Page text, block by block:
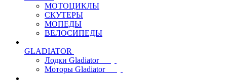
МОТОЦИКЛЫ
СКУТЕРЫ
МОПЕДЫ
ВЕЛОСИПЕДЫ
GLADIATOR
Лодки Gladiator
Моторы Gladiator